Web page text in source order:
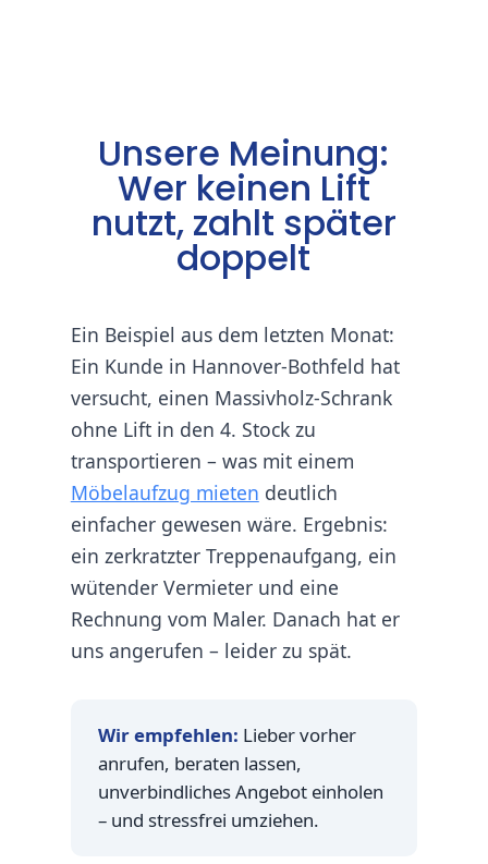
Unsere Meinung:
Wer keinen Lift
nutzt, zahlt später
doppelt
Ein Beispiel aus dem letzten Monat:
Ein Kunde in Hannover-Bothfeld hat
versucht, einen Massivholz-Schrank
ohne Lift in den 4. Stock zu
transportieren – was mit einem
Möbelaufzug mieten deutlich
einfacher gewesen wäre. Ergebnis:
ein zerkratzter Treppenaufgang, ein
wütender Vermieter und eine
Rechnung vom Maler. Danach hat er
uns angerufen – leider zu spät.
Wir empfehlen: Lieber vorher
anrufen, beraten lassen,
unverbindliches Angebot einholen
– und stressfrei umziehen.